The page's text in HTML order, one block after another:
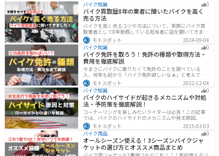
バイク知識 0
バイク買取歴8年の業者に聞いたバイクを高く
売る方法
バイクを高く売るコツや方法について、実際にバイク買
取業者として8年勤務している担当者に話を聞いてきまし
た！高く買い取ってもらえるバイクの特徴や業者がどの
くらい利益を上乗せしているかなど、バイクを売ろうと
している人は必見の内容になっています。
モトスポット
2024-09-04
バイク知識
0
バイク免許を取ろう！免許の種類や取得方法・
費用を徹底解説
今まさにバイクに乗りたくて免許のことを調べている
人、何年も前から「バイク免許欲しいなぁ」と考えてい
るうちに時間ばかりが経っている人。そんな人々に役立
つ情報を分かりやすくまとめました。バイク免許の種類
や、免許を取るための方法や必要な費用・日数などにつ
いて解説します。
モトスポット
2022-12-04
バイク知識
0
バイクのハイサイドが起きるメカニズムや対処
法・予防策を徹底解説！
コーナーリングを楽しみたいライダーは必見！この記事
では、バイクのハイサイドのメカニズムや発生原因、対
処法、予防策を解説しています。実は、バイクのハイサ
イドは危険な現象ですが、正しい知識と対策で防ぐこと
が可能です。この記事を読めば、ハイサイドのリスクを
減らせます。
モトスポット
2025-03-03
バイク用品
0
オールシーズン使える！3シーズンバイクジャ
ケットの選び方とオススメ商品まとめ